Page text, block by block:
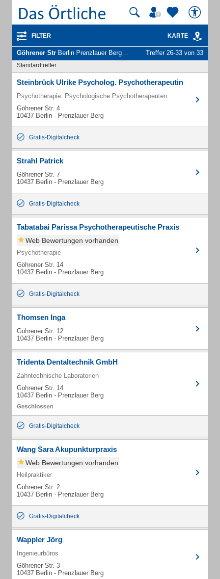
FILTER KARTE
Göhrener Str Berlin Prenzlauer Berg - Unternehmen und Personen Treffer 26-33 von 33
Standardtreffer
Steinbrück Ulrike Psycholog. Psychotherapeutin
Psychotherapie: Psychologische Psychotherapeuten
Göhrener Str. 4
10437 Berlin - Prenzlauer Berg
Gratis-Digitalcheck
Strahl Patrick
Göhrener Str. 7
10437 Berlin - Prenzlauer Berg
Gratis-Digitalcheck
Tabatabai Parissa Psychotherapeutische Praxis
Web Bewertungen vorhanden
Psychotherapie
Göhrener Str. 14
10437 Berlin - Prenzlauer Berg
Gratis-Digitalcheck
Thomsen Inga
Göhrener Str. 12
10437 Berlin - Prenzlauer Berg
Tridenta Dentaltechnik GmbH
Zahntechnische Laboratorien
Göhrener Str. 14
10437 Berlin - Prenzlauer Berg
Gratis-Digitalcheck
Wang Sara Akupunkturpraxis
Web Bewertungen vorhanden
Heilpraktiker
Göhrener Str. 2
10437 Berlin - Prenzlauer Berg
Gratis-Digitalcheck
Wappler Jörg
Ingenieurbüros
Göhrener Str. 3
10437 Berlin - Prenzlauer Berg